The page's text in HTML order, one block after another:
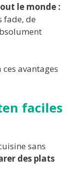
le monde :
fade, de
ces avantages
faciles
sans
des plats